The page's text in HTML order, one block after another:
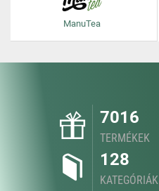
ManuTea
7016
TERMÉKEK
128
KATEGÓRIÁK